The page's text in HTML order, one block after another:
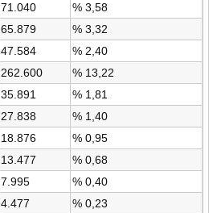
71.040
% 3,58
65.879
% 3,32
47.584
% 2,40
262.600
% 13,22
35.891
% 1,81
27.838
% 1,40
18.876
% 0,95
13.477
% 0,68
7.995
% 0,40
4.477
% 0,23